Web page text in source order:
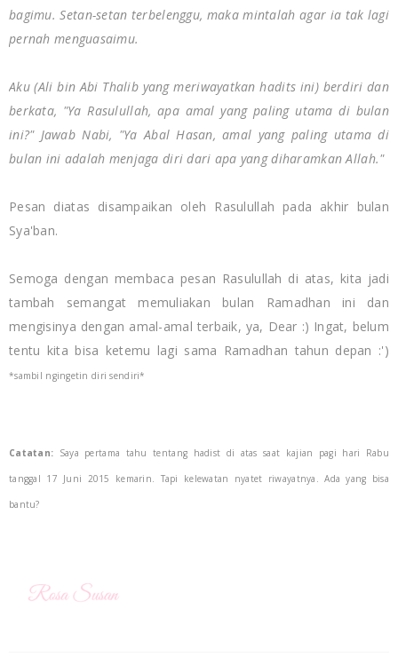
bagimu. Setan-setan terbelenggu, maka mintalah agar ia tak lagi
pernah menguasaimu.
Aku (Ali bin Abi Thalib yang meriwayatkan hadits ini) berdiri dan
berkata, "Ya Rasulullah, apa amal yang paling utama di bulan
ini?" Jawab Nabi, "Ya Abal Hasan, amal yang paling utama di
bulan ini adalah menjaga diri dari apa yang diharamkan Allah."
Pesan diatas disampaikan oleh Rasulullah pada akhir bulan
Sya'ban.
Semoga dengan membaca pesan Rasulullah di atas, kita jadi
tambah semangat memuliakan bulan Ramadhan ini dan
mengisinya dengan amal-amal terbaik, ya, Dear :) Ingat, belum
tentu kita bisa ketemu lagi sama Ramadhan tahun depan :')
*sambil ngingetin diri sendiri*
Catatan: Saya pertama tahu tentang hadist di atas saat kajian pagi hari Rabu
tanggal 17 Juni 2015 kemarin. Tapi kelewatan nyatet riwayatnya. Ada yang bisa
bantu?